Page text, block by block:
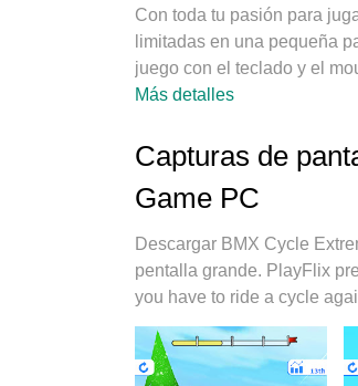
Con toda tu pasión para
limitadas en una pequeña
juego con el teclado y el
Extreme Bicycle Game en
Game en PC. Preparado
convierte a BMX Cycle
absorción, el administrador
su PC, hacer que todo sea
disfrutar de la felicidad de
Más detalles
Capturas de
Game PC
Descargar BMX Cycle
pentalla grande. PlayFlix
you have to ride a cycle